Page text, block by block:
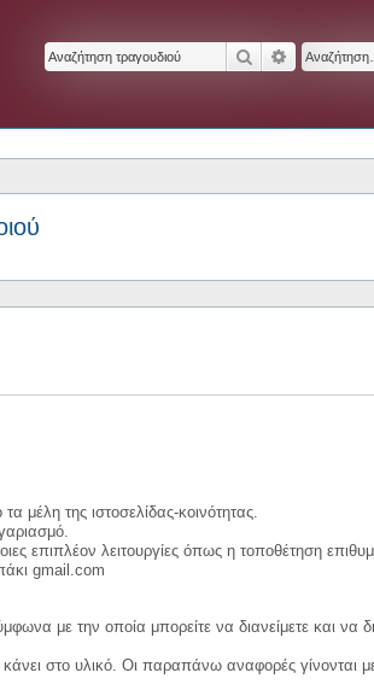
Αναζήτηση
Ειδική
μέλη της ιστοσελίδας-κοινότητας.
επιπλέον λειτουργίες όπως η τοποθέτηση
gmail.com
με την οποία μπορείτε να διανείμετε και να
στο υλικό. Οι παραπάνω αναφορές γίνονται